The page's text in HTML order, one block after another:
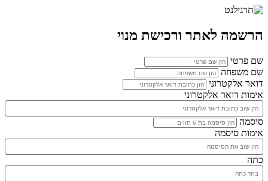
הרשמה לאתר ורכישת מנוי
שם פרטי
שם משפחה
דואר אלקטרוני
אימות דואר אלקטרוני
סיסמה
אימות סיסמה
כתה